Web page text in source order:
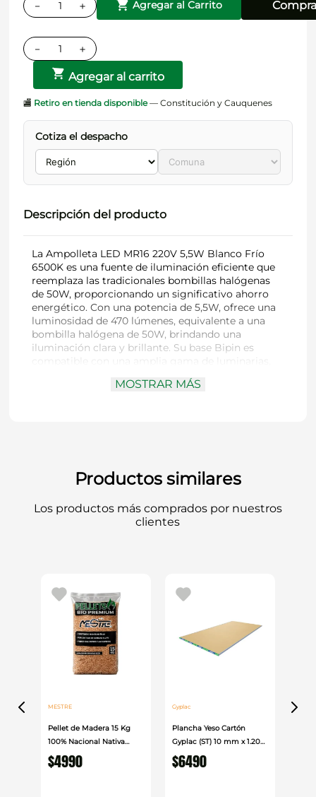
＋
－ Agregar al Carrito
＋
－
Agregar al carrito
🏬 Retiro en tienda disponible— Constitución y Cauquenes
Cotiza el despacho
Descripción del producto
La Ampolleta LED MR16 220V 5,5W Blanco Frío
6500K es una fuente de iluminación eficiente que
reemplaza las tradicionales bombillas halógenas
de 50W, proporcionando un significativo ahorro
energético. Con una potencia de 5,5W, ofrece una
luminosidad de 470 lúmenes, equivalente a una
bombilla halógena de 50W, brindando una
iluminación clara y brillante. Su base Bipin es
compatible con una amplia gama de luminarias,
color de 6500K (blanco frío), es ideal para espacios
hogares, oficinas y comercios.
MOSTRAR MÁS
Productos similares
Los productos más comprados por nuestros
clientes
MESTRE
Pellet de Madera 15 Kg
100% Nacional Nativa
Mestre
$4990
Gyplac
Plancha Yeso Cartón
Gyplac (ST) 10 mm x 1.20
cm x 2.40cm
$6490